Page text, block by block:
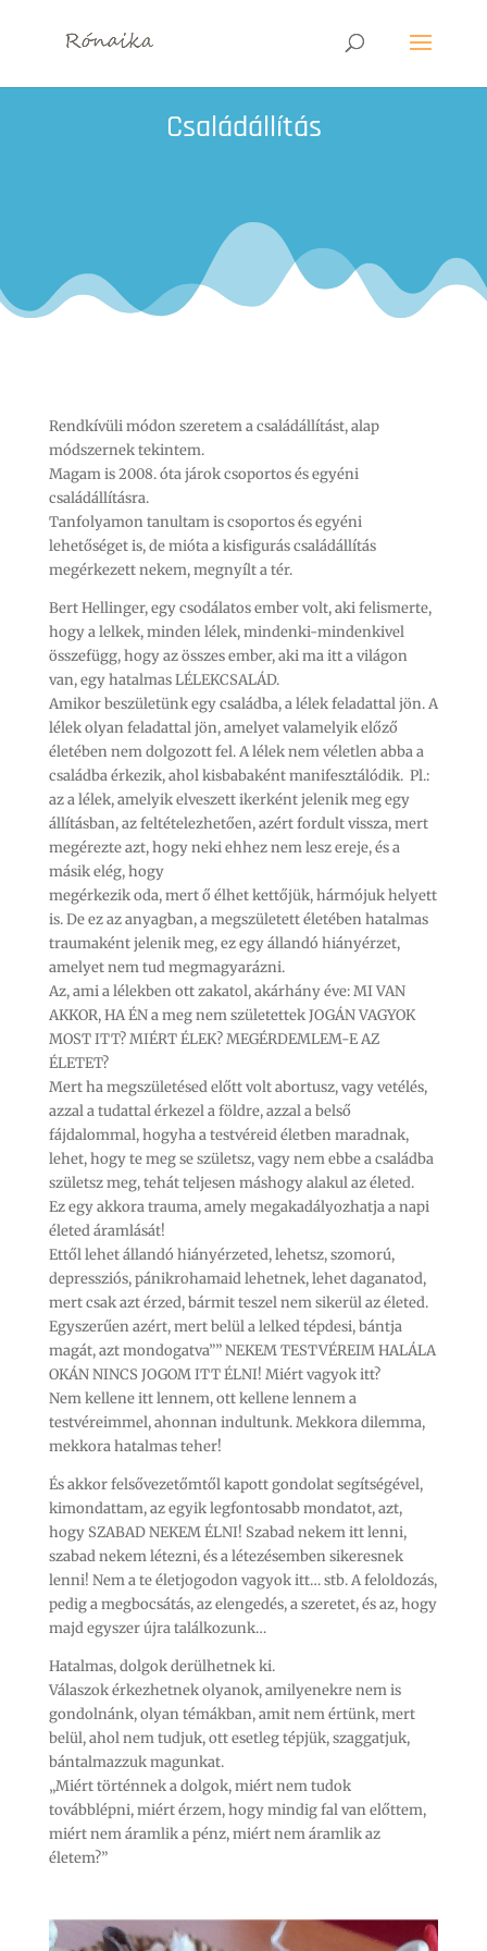
Családállítás
Rendkívüli módon szeretem a családállítást, alap
módszernek tekintem.
Magam is 2008. óta járok csoportos és egyéni
családállításra.
Tanfolyamon tanultam is csoportos és egyéni
lehetőséget is, de mióta a kisfigurás családállítás
megérkezett nekem, megnyílt a tér.
Bert Hellinger, egy csodálatos ember volt, aki felismerte,
hogy a lelkek, minden lélek, mindenki-mindenkivel
összefügg, hogy az összes ember, aki ma itt a világon
van, egy hatalmas LÉLEKCSALÁD.
Amikor beszületünk egy családba, a lélek feladattal jön. A
lélek olyan feladattal jön, amelyet valamelyik előző
életében nem dolgozott fel. A lélek nem véletlen abba a
családba érkezik, ahol kisbabaként manifesztálódik. Pl.:
az a lélek, amelyik elveszett ikerként jelenik meg egy
állításban, az feltételezhetően, azért fordult vissza, mert
megérezte azt, hogy neki ehhez nem lesz ereje, és a
másik elég, hogy
megérkezik oda, mert ő élhet kettőjük, hármójuk helyett
is. De ez az anyagban, a megszületett életében hatalmas
traumaként jelenik meg, ez egy állandó hiányérzet,
amelyet nem tud megmagyarázni.
Az, ami a lélekben ott zakatol, akárhány éve: MI VAN
AKKOR, HA ÉN a meg nem születettek JOGÁN VAGYOK
MOST ITT? MIÉRT ÉLEK? MEGÉRDEMLEM-E AZ
ÉLETET?
Mert ha megszületésed előtt volt abortusz, vagy vetélés,
azzal a tudattal érkezel a földre, azzal a belső
fájdalommal, hogyha a testvéreid életben maradnak,
lehet, hogy te meg se születsz, vagy nem ebbe a családba
születsz meg, tehát teljesen máshogy alakul az életed.
Ez egy akkora trauma, amely megakadályozhatja a napi
életed áramlását!
Ettől lehet állandó hiányérzeted, lehetsz, szomorú,
depressziós, pánikrohamaid lehetnek, lehet daganatod,
mert csak azt érzed, bármit teszel nem sikerül az életed.
Egyszerűen azért, mert belül a lelked tépdesi, bántja
magát, azt mondogatva”” NEKEM TESTVÉREIM HALÁLA
OKÁN NINCS JOGOM ITT ÉLNI! Miért vagyok itt?
Nem kellene itt lennem, ott kellene lennem a
testvéreimmel, ahonnan indultunk. Mekkora dilemma,
mekkora hatalmas teher!
És akkor felsővezetőmtől kapott gondolat segítségével,
kimondattam, az egyik legfontosabb mondatot, azt,
hogy SZABAD NEKEM ÉLNI! Szabad nekem itt lenni,
szabad nekem létezni, és a létezésemben sikeresnek
lenni! Nem a te életjogodon vagyok itt… stb. A feloldozás,
pedig a megbocsátás, az elengedés, a szeretet, és az, hogy
majd egyszer újra találkozunk…
Hatalmas, dolgok derülhetnek ki.
Válaszok érkezhetnek olyanok, amilyenekre nem is
gondolnánk, olyan témákban, amit nem értünk, mert
belül, ahol nem tudjuk, ott esetleg tépjük, szaggatjuk,
bántalmazzuk magunkat.
„Miért történnek a dolgok, miért nem tudok
továbblépni, miért érzem, hogy mindig fal van előttem,
miért nem áramlik a pénz, miért nem áramlik az
életem?”